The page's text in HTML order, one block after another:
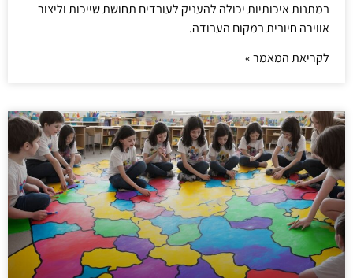
במתנות איכותיות יכולה להעניק לעובדים תחושת שייכות וליצור
אווירה חיובית במקום העבודה.
לקריאת המאמר »